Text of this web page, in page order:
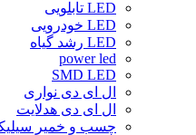
LED تابلویی
LED خودرویی
LED رشد گیاه
power led
SMD LED
ال ای دی نواری
ال ای دی هدلایت
چسب و خمیر